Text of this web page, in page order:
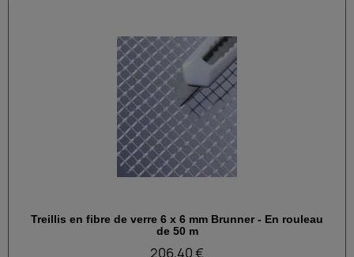
Aperçu rapide
Treillis en fibre de verre 6 x 6 mm Brunner - En rouleau
de 50 m
206,40 €